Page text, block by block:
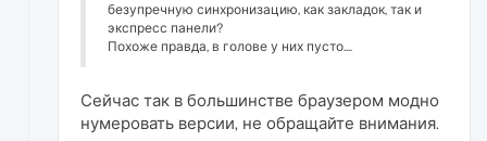
безупречную синхронизацию, как закладок, так и
экспресс панели?
Похоже правда, в голове у них пусто....
Сейчас так в большинстве браузером модно
нумеровать версии, не обращайте внимания.